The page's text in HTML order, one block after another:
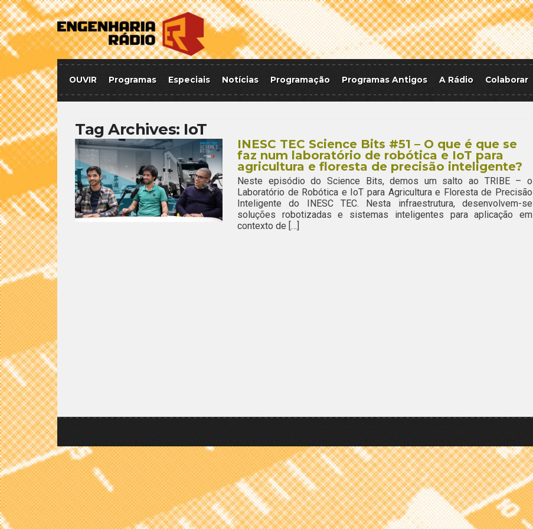
OUVIR Programas Especiais Notícias Programação Programas Antigos A Rádio Colaborar
Tag Archives: IoT
INESC TEC Science Bits #51 – O que é que se
faz num laboratório de robótica e IoT para
agricultura e floresta de precisão inteligente?
Neste episódio do Science Bits, demos um salto ao TRIBE – o
Laboratório de Robótica e IoT para Agricultura e Floresta de Precisão
Inteligente do INESC TEC. Nesta infraestrutura, desenvolvem-se
soluções robotizadas e sistemas inteligentes para aplicação em
contexto de […]